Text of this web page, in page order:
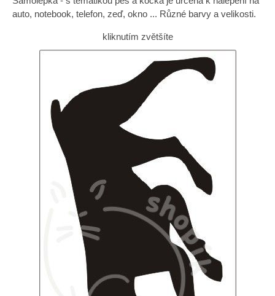
auto, notebook, telefon, zeď, okno ... Různé barvy a velikosti.
kliknutím zvětšíte